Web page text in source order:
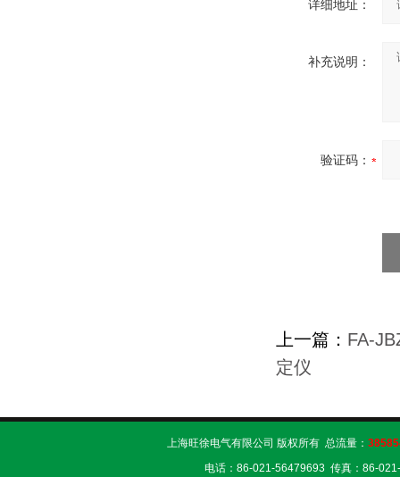
详细地址：
补充说明：
验证码：
上一篇： FA-
定仪
上海旺徐电气有限公司 版权所有 总流量：
电话：86-021-56479693 传真：86-